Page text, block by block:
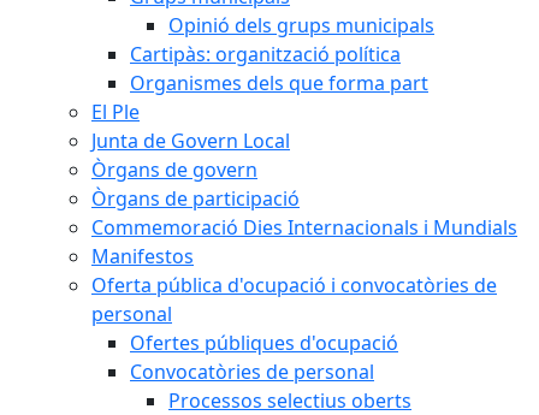
Opinió dels grups municipals
Cartipàs: organització política
Organismes dels que forma part
El Ple
Junta de Govern Local
Òrgans de govern
Òrgans de participació
Commemoració Dies Internacionals i Mundials
Manifestos
Oferta pública d'ocupació i convocatòries de
personal
Ofertes públiques d'ocupació
Convocatòries de personal
Processos selectius oberts